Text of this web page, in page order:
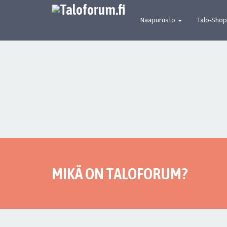
Naapurusto Talo-Shop
[urbaanin keskustelun mekka] Suomen
MIKÄ ON TALOFORUM?